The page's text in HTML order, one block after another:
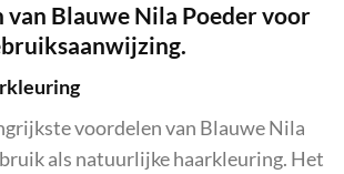
van Blauwe Nila Poeder voor
voordelen van Blauwe Nila
als natuurlijke haarkleuring. Het